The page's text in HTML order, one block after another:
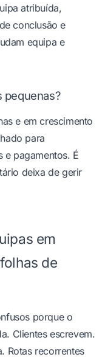
atribuída,
conclusão e
equipa e
pequenas?
e em crescimento
para
e pagamentos. É
deixa de gerir
em
de
porque o
Clientes escrevem.
Rotas recorrentes